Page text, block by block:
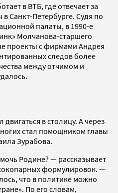
в ВТБ, где отвечает за
Санкт-Петербурге. Судя по
палаты, в 1990-е
Молчанова-старшего
проекты с фирмами Андрея
следов более
между отчимом и
в столицу. А через
стал помощником главы
Зурабова.
Родине? — рассказывает
формулировок. —
что в политике можно
По его словам,